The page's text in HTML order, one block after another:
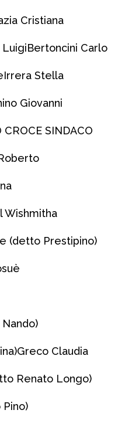
Cristiana
LuigiBertoncini Carlo
Irrera Stella
Giovanni
CROCE SINDACO
Wishmitha
(detto Prestipino)
Greco Claudia
Renato Longo)